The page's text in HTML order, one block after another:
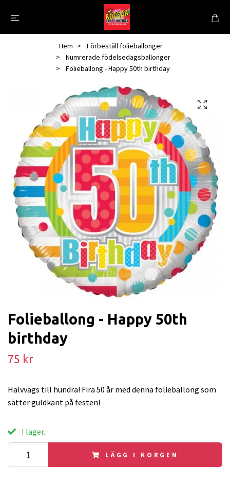
Hem
Förbeställ folieballonger
Numrerade födelsedagsballonger
Folieballong - Happy 50th birthday
Folieballong - Happy 50th
birthday
75 kr
Halvvägs till hundra! Fira 50 år med denna folieballong som
sätter guldkant på festen!
I lager.
LÄGG I KORGEN